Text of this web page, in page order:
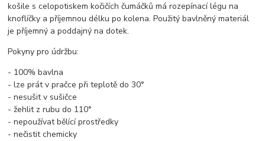
košile s celopotiskem kočičích čumáčků má rozepínací légu na
knoflíčky a příjemnou délku po kolena. Použitý bavlněný materiál
je příjemný a poddajný na dotek.
Pokyny pro údržbu:
- 100% bavlna
- lze prát v pračce při teplotě do 30°
- nesušit v sušičce
- žehlit z rubu do 110°
- nepoužívat bělící prostředky
- nečistit chemicky